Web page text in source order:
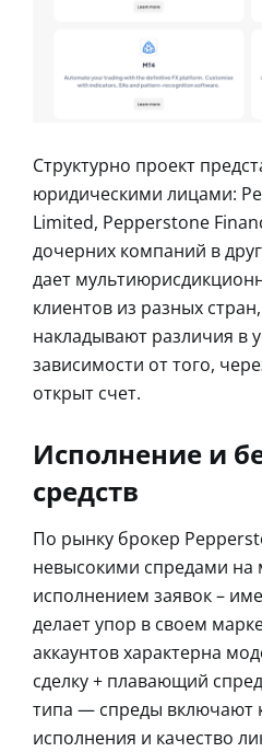
Структурно проект
юридическими лицами:
Limited, Pepperstone
дочерних компаний в
дает
клиентов из разных
накладывают различия в
зависимости от того,
открыт счет.
Исполнение и
средств
По рынку брокер
невысокими спредами
исполнением заявок –
делает упор в своем
аккаунтов характерна
сделку + плавающий
типа — спреды включают
исполнения и качество